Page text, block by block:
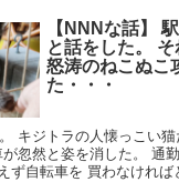
【NNNな話】
と話をした。 そ
怒涛のねこぬこ
た・・・
キジトラの人懐っこい
忽然と姿を消した。 通
ず自転車を 買わなければ